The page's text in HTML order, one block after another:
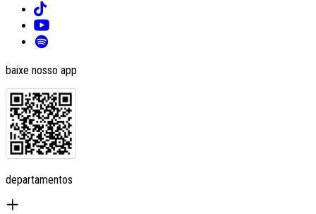
baixe nosso app
departamentos